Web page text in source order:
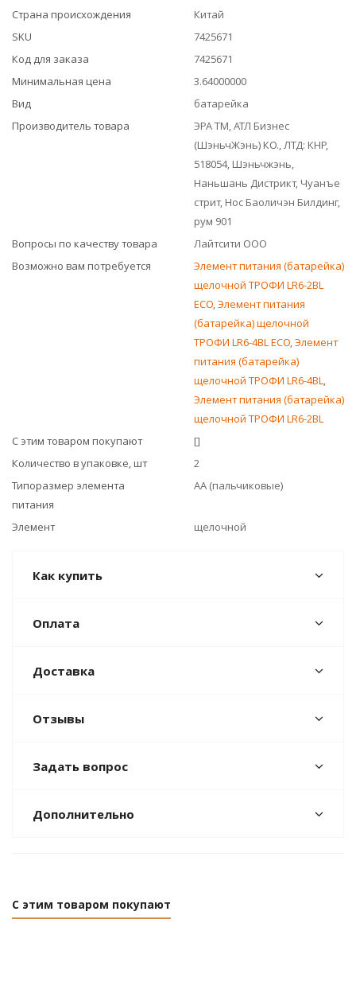
Страна происхождения
Китай
SKU
7425671
Код для заказа
7425671
Минимальная цена
3.64000000
Вид
батарейка
Производитель товара
ЭРА ТМ, АТЛ Бизнес
(ШэньчЖэнь) КО., ЛТД: КНР,
518054, Шэньчжэнь,
Наньшань Дистрикт, Чуанъе
стрит, Нос Баоличэн Билдинг,
рум 901
Вопросы по качеству товара
Лайтсити ООО
Возможно вам потребуется
Элемент питания (батарейка)
щелочной ТРОФИ LR6-2BL
ECO,Элемент питания
(батарейка) щелочной
ТРОФИ LR6-4BL ECO,Элемент
питания (батарейка)
щелочной ТРОФИ LR6-4BL,
Элемент питания (батарейка)
щелочной ТРОФИ LR6-2BL
С этим товаром покупают
[]
Количество в упаковке, шт
2
Типоразмер элемента
питания
AA (пальчиковые)
Элемент щелочной
Как купить
Оплата
Доставка
Отзывы
Задать вопрос
Дополнительно
С этим товаром покупают